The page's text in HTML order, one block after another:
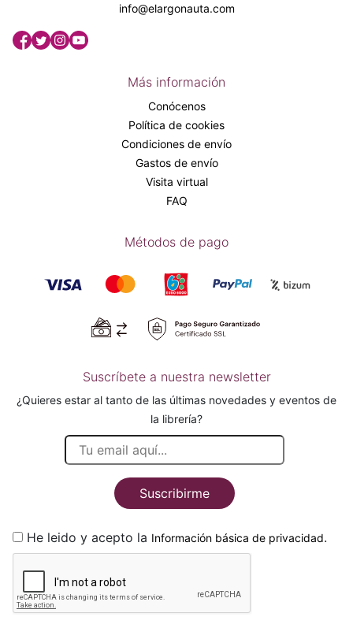
info@elargonauta.com
Más información
Conócenos
Política de cookies
Condiciones de envío
Gastos de envío
Visita virtual
FAQ
Métodos de pago
Suscríbete a nuestra newsletter
¿Quieres estar al tanto de las últimas novedades y eventos de
la librería?
Suscribirme
He leido y acepto la Información básica de privacidad.